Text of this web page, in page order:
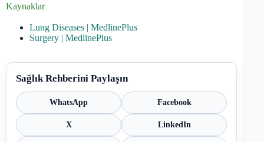
Kaynaklar
Lung Diseases | MedlinePlus
Surgery | MedlinePlus
Sağlık Rehberini Paylaşın
WhatsApp Facebook
X LinkedIn